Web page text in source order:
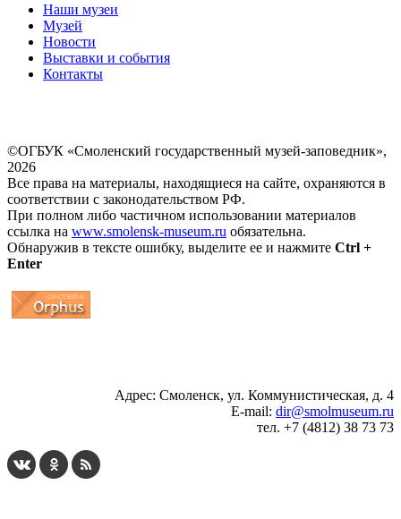
Наши музеи
Музей
Новости
Выставки и события
Контакты
©ОГБУК «Смоленский государственный музей-заповедник»,
2026
Все права на материалы, находящиеся на сайте, охраняются в
соответствии с законодательством РФ.
При полном либо частичном использовании материалов
ссылка на www.smolensk-museum.ru обязательна.
Обнаружив в тексте ошибку, выделите ее и нажмите Ctrl +
Enter
Адрес: Смоленск, ул. Коммунистическая, д. 4
E-mail: dir@smolmuseum.ru
тел. +7 (4812) 38 73 73